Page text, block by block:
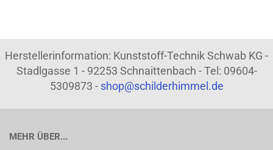
Herstellerinformation: Kunststoff-Technik Schwab KG -
Stadlgasse 1 - 92253 Schnaittenbach - Tel: 09604-
5309873 - shop@schilderhimmel.de
MEHR ÜBER...